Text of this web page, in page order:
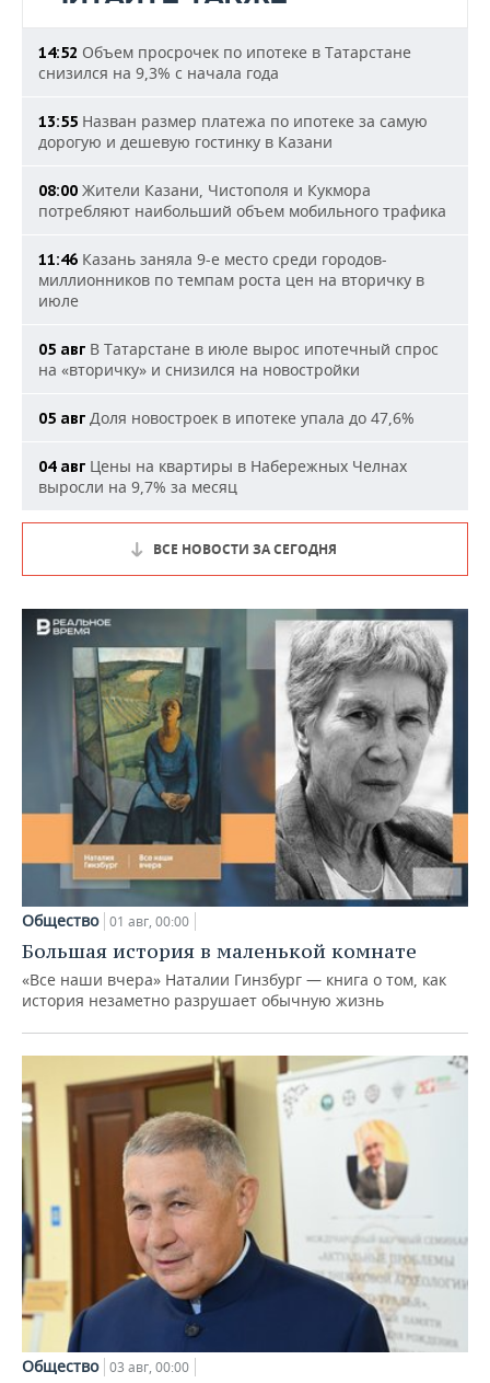
14:52 Объем просрочек по ипотеке в Татарстане
снизился на 9,3% с начала года
13:55 Назван размер платежа по ипотеке за самую
дорогую и дешевую гостинку в Казани
08:00 Жители Казани, Чистополя и Кукмора
потребляют наибольший объем мобильного трафика
11:46 Казань заняла 9-е место среди городов-
миллионников по темпам роста цен на вторичку в
июле
05 авг В Татарстане в июле вырос ипотечный спрос
на «вторичку» и снизился на новостройки
05 авг Доля новостроек в ипотеке упала до 47,6%
04 авг Цены на квартиры в Набережных Челнах
выросли на 9,7% за месяц
ВСЕ НОВОСТИ ЗА СЕГОДНЯ
Общество 01 авг, 00:00
Большая история в маленькой комнате
«Все наши вчера» Наталии Гинзбург — книга о том, как
история незаметно разрушает обычную жизнь
Общество 03 авг, 00:00